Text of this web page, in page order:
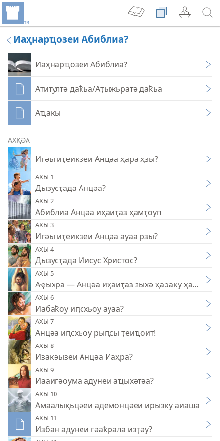
Иаҳнарҵозеи Абиблиа?
Иаҳнарҵозеи Абиблиа?
Атитултә даҟьа/Аҭыжьратә даҟьа
Аҵакы
АХҚӘА
Игәы иҭеикзеи Анцәа ҳара ҳзы?
АХЫ 1
Дызусҭада Анцәа?
АХЫ 2
Абиблиа Анцәа иҳаиҭаз ҳамҭоуп
АХЫ 3
Игәы иҭеикзеи Анцәа ауаа рзы?
АХЫ 4
Дызусҭада Иисус Христос?
АХЫ 5
Аҿыхра — Анцәа иҳаиҭаз зыхә ҳараку ҳамҭоуп
АХЫ 6
Иабаҟоу иԥсхьоу ауаа?
АХЫ 7
Анцәа иԥсхьоу рыԥсы ҭеиҵоит!
АХЫ 8
Изакәызеи Анцәа Иаҳра?
АХЫ 9
Иааигәоума адунеи аҵыхәтәа?
АХЫ 10
Амаалықьцәеи адемонцәеи ирызку аиаша
АХЫ 11
Избан адунеи гәаҟрала изҭәу?